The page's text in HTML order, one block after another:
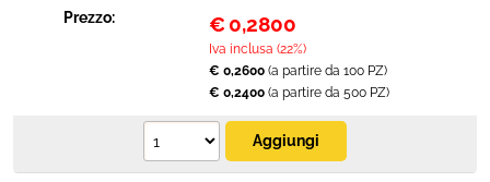
Prezzo:
€ 0,2800
Iva inclusa (22%)
€ 0,2600(a partire da 100 PZ)
€ 0,2400(a partire da 500 PZ)